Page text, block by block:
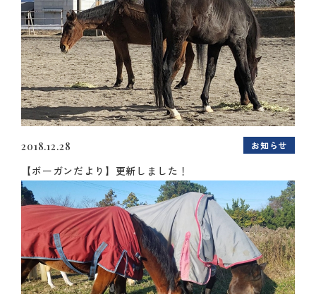
2018.12.28 お知らせ
【ボーガンだより】更新しました！